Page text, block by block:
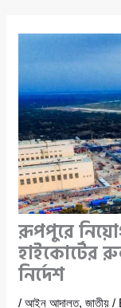
রূপপুরে
হাইকোর্টের
নির্দেশ
/আইন আদালত,জাতীয় /